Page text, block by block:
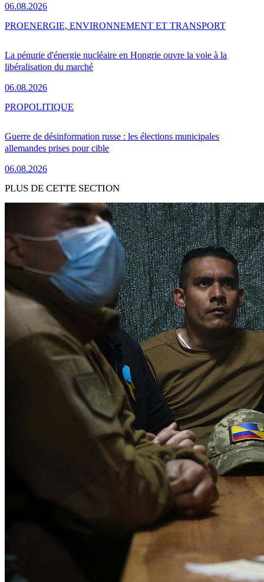
06.08.2026
La pénurie d'énergie nucléaire en Hongrie ouvre la voie à la
libéralisation du marché
06.08.2026
PROENERGIE, ENVIRONNEMENT ET TRANSPORT
Guerre de désinformation russe : les élections municipales
allemandes prises pour cible
06.08.2026
PROPOLITIQUE
PLUS DE CETTE SECTION